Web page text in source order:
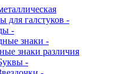
для галстуков -
-
знаки -
знаки различия
-